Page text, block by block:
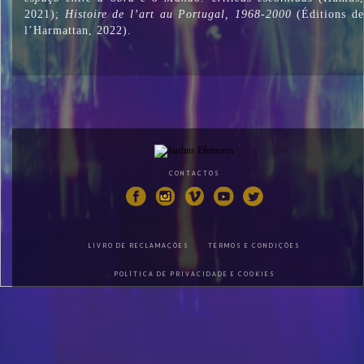
2021); Histoire de l’art au Portugal, 1968-2000 (Éditions de
l’Harmattan, 2022).
CONTACTOS
LIVRO DE RECLAMAÇÕES TERMOS E CONDIÇÕES
POLÍTICA DE PRIVACIDADE E COOKIES